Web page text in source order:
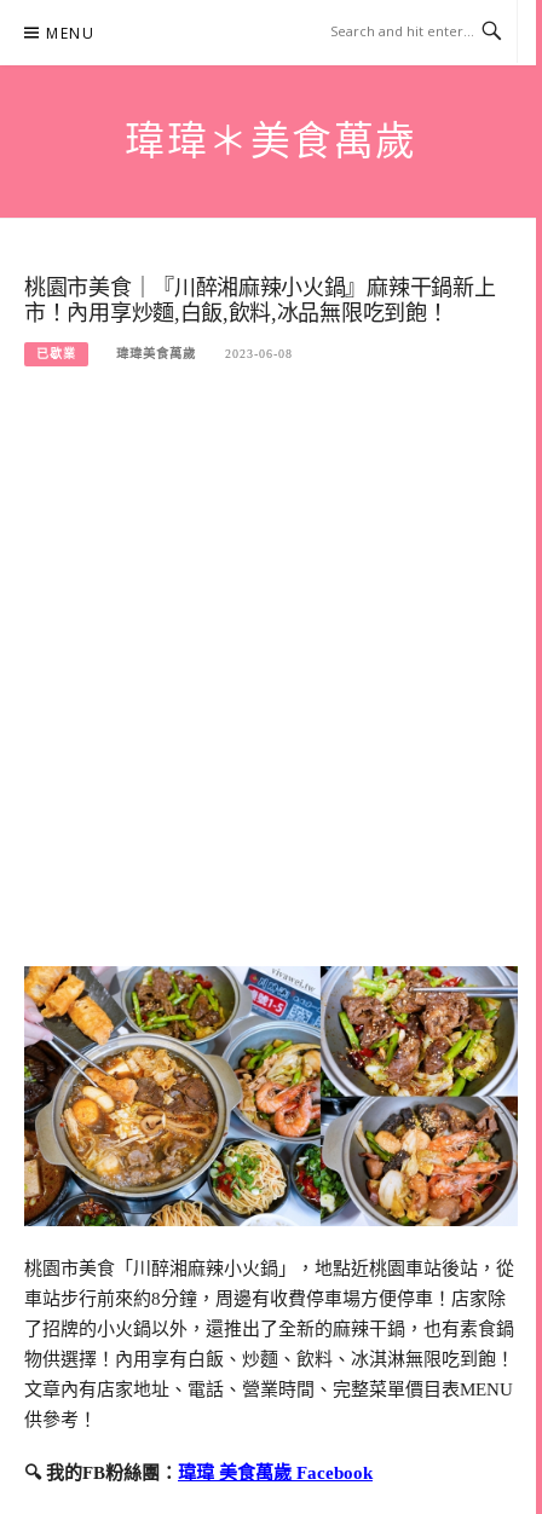
content
MENU
瑋瑋＊美食萬歲
桃園市美食｜『川醉湘麻辣小火鍋』麻辣干鍋新上
市！內用享炒麵,白飯,飲料,冰品無限吃到飽！
已歇業 瑋瑋美食萬歲 2023-06-08
桃園市美食「川醉湘麻辣小火鍋」，地點近桃園車站後站，從
車站步行前來約8分鐘，周邊有收費停車場方便停車！店家除
了招牌的小火鍋以外，還推出了全新的麻辣干鍋，也有素食鍋
物供選擇！內用享有白飯、炒麵、飲料、冰淇淋無限吃到飽！
文章內有店家地址、電話、營業時間、完整菜單價目表MENU
供參考！
🔍 我的FB粉絲團： 瑋瑋 美食萬歲 Facebook